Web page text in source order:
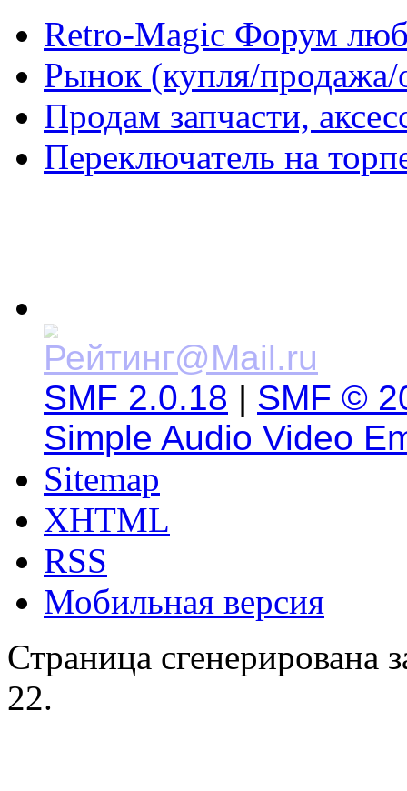
Retro-Magic Форум
Рынок (купля/продажа/
Продам запчасти,
Переключатель на
SMF 2.0.18 | SMF ©
Simple Audio Video
Sitemap
XHTML
RSS
Мобильная версия
Страница сгенерирована
22.